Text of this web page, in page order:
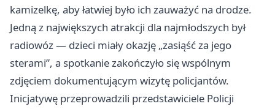
kamizelkę, aby łatwiej było ich zauważyć na drodze.
Jedną z największych atrakcji dla najmłodszych był
radiowóz — dzieci miały okazję „zasiąść za jego
sterami”, a spotkanie zakończyło się wspólnym
zdjęciem dokumentującym wizytę policjantów.
Inicjatywę przeprowadzili przedstawiciele Policji